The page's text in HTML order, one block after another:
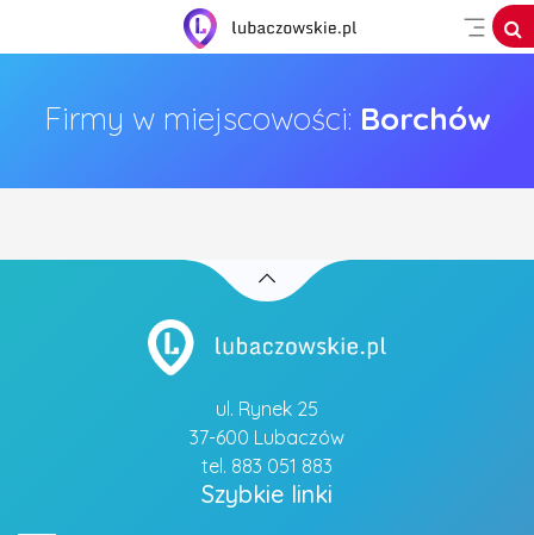
Firmy w miejscowości: Borchów
ul. Rynek 25
37-600 Lubaczów
tel. 883 051 883
Szybkie linki